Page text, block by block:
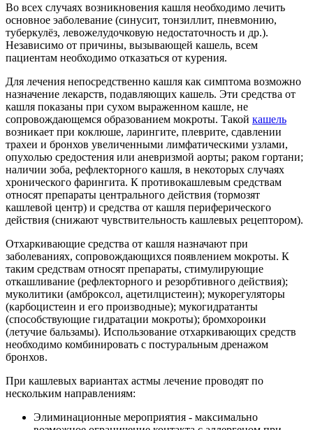
Во всех случаях возникновения кашля необходимо лечить
основное эаболевание (синусит, тонзиллит, пневмонию,
туберкулёз, левожелудочковую недостаточность и др.).
Независимо от причины, вызывающей кашель, всем
пациентам необходимо отказаться от курения.
Для лечения непосредственно кашля как симптома возможно
назначение лекарств, подавляющих кашель. Эти средства от
кашля показаны при сухом выраженном кашле, не
сопровождающемся образованием мокроты. Такой кашель
возникает при коклюше, ларингите, плеврите, сдавлении
трахеи и бронхов увеличенными лимфатическими узлами,
опухолью средостения или аневризмой аорты; раком гортани;
наличии зоба, рефлекторного кашля, в некоторых случаях
хронического фарингита. К противокашлевым средствам
относят препараты центрального действия (тормозят
кашлевой центр) и средства от кашля периферического
действия (снижают чувствительность кашлевых рецептором).
Отхаркивающие средства от кашля назначают при
заболеваниях, сопровождающихся появлением мокроты. К
таким средствам относят препараты, стимулирующие
откашливание (рефлекторного и резорбтивного действия);
муколитики (амброксол, ацетилцистеин); мукорегуляторы
(карбоцистеин и его производные); мукогидратанты
(способствующие гидратации мокроты); бромхороики
(летучие бальзамы). Использование отхаркивающих средств
необходимо комбинировать с постуральным дренажом
бронхов.
При кашлевых вариантах астмы лечение проводят по
нескольким направлениям:
Элиминационные мероприятия - максимально